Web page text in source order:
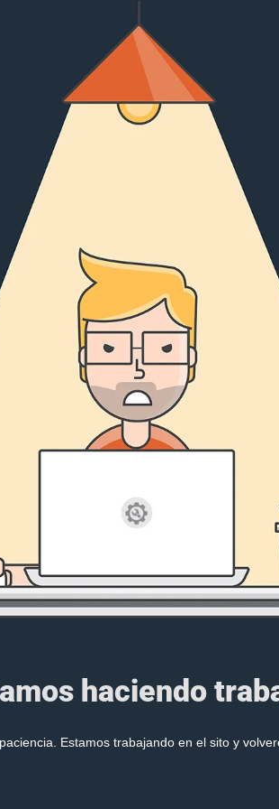
haciendo
Estamos trabajando en el sito y